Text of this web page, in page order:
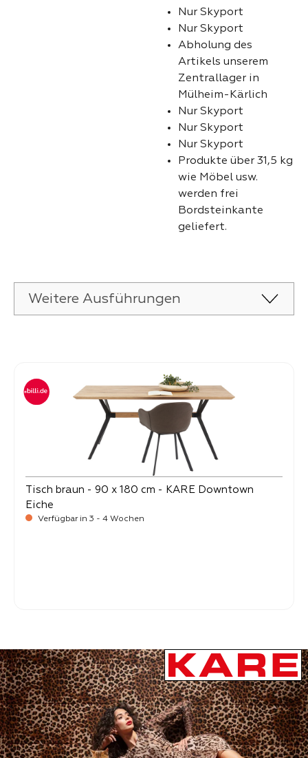
Nur Skyport
Nur Skyport
Abholung des
Artikels unserem
Zentrallager in
Mülheim-Kärlich
Nur Skyport
Nur Skyport
Nur Skyport
Produkte über 31,5 kg
wie Möbel usw.
werden frei
Bordsteinkante
geliefert.
Weitere Ausführungen
Tisch braun - 90 x 180 cm - KARE Downtown
Eiche
Verfügbar in 3 - 4 Wochen